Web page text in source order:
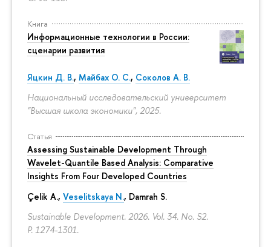
Книга
Информационные технологии в России:
сценарии развития
Яцкин Д. В., Майбах О. С., Соколов А. В.
Национальный исследовательский университет
"Высшая школа экономики", 2025.
Статья
Assessing Sustainable Development Through
Wavelet-Quantile Based Analysis: Comparative
Insights From Four Developed Countries
Çelik A., Veselitskaya N., Damrah S.
Sustainable Development. 2026. Vol. 34. No. S2.
P. 1274-1301.